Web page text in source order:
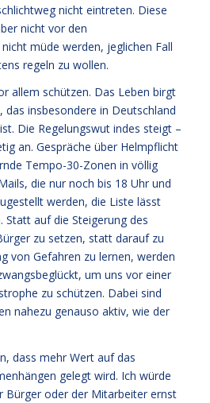
nicht eintreten. Diese
nicht vor den
müde werden, jeglichen Fall
regeln zu wollen.
allem schützen. Das Leben birgt
das insbesondere in Deutschland
Die Regelungswut indes steigt –
an. Gespräche über Helmpflicht
Tempo-30-Zonen in völlig
die nur noch bis 18 Uhr und
werden, die Liste lässt
Statt auf die Steigerung des
zu setzen, statt darauf zu
von Gefahren zu lernen, werden
um uns vor einer
zu schützen. Dabei sind
nahezu genauso aktiv, wie der
dass mehr Wert auf das
gelegt wird. Ich würde
Bürger oder der Mitarbeiter ernst